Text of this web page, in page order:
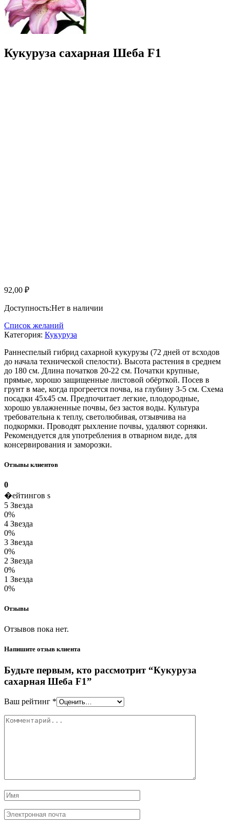
Кукуруза сахарная Шеба F1
92,00 ₽
Доступность:Нет в наличии
Список желаний
Категория: Кукуруза
Раннеспелый гибрид сахарной кукурузы (72 дней от всходов
до начала технической спелости). Высота растения в среднем
до 180 см. Длина початков 20-22 см. Початки крупные,
прямые, хорошо защищенные листовой обёрткой. Посев в
грунт в мае, когда прогреется почва, на глубину 3-5 см. Схема
посадки 45х45 см. Предпочитает легкие, плодородные,
хорошо увлажненные почвы, без застоя воды. Культура
требовательна к теплу, светолюбивая, отзывчива на
подкормки. Проводят рыхление почвы, удаляют сорняки.
Рекомендуется для употребления в отварном виде, для
консервирования и заморозки.
Отзывы клиентов
0
�ейтингов s
5 Звезда
0%
4 Звезда
0%
3 Звезда
0%
2 Звезда
0%
1 Звезда
0%
Отзывы
Отзывов пока нет.
Напишите отзыв клиента
Будьте первым, кто рассмотрит “Кукуруза
сахарная Шеба F1”
Ваш рейтинг *